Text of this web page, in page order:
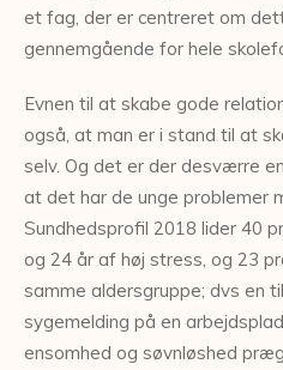
et fag, der er centreret om
gennemgående for hele
Evnen til at skabe gode
også, at man er i stand til at
selv. Og det er der desværre
at det har de unge problemer
Sundhedsprofil 2018 lider 40
og 24 år af høj stress, og 23
samme aldersgruppe; dvs en
sygemelding på en
ensomhed og søvnløshed